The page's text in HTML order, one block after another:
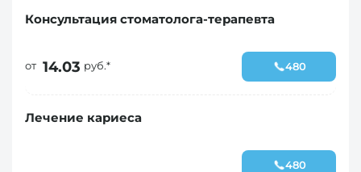
Консультация стоматолога-терапевта
от 14.03 руб.* 480
Лечение кариеса
480